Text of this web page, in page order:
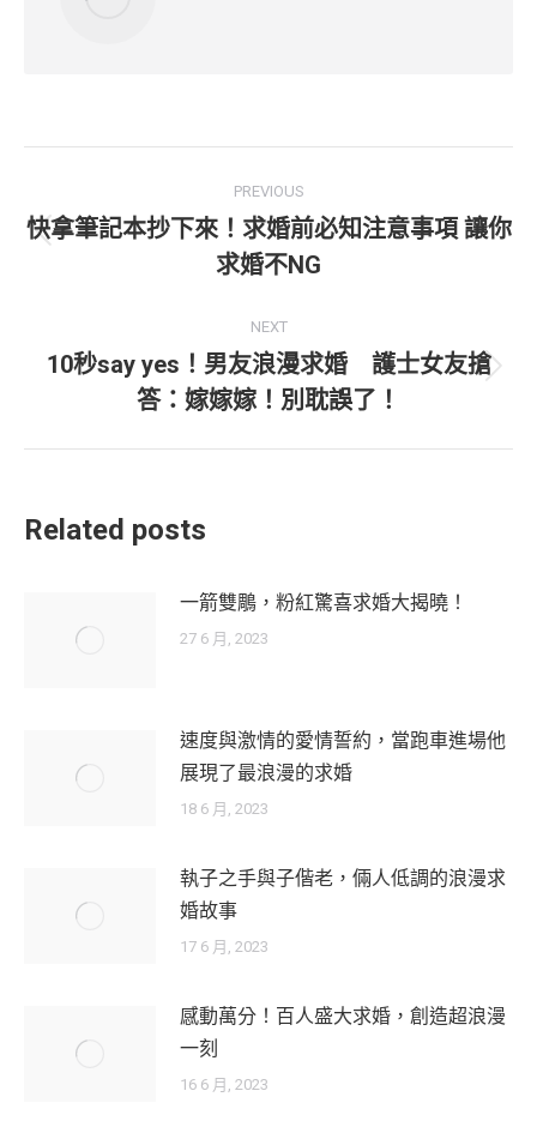
navigation
PREVIOUS
Previous
post:
快拿筆記本抄下來！求婚前必知注意事項 讓你
求婚不NG
NEXT
Next
post:
10秒say yes！男友浪漫求婚 護士女友搶
答：嫁嫁嫁！別耽誤了！
Related posts
一箭雙鵰，粉紅驚喜求婚大揭曉！
27 6 月, 2023
速度與激情的愛情誓約，當跑車進場他
展現了最浪漫的求婚
18 6 月, 2023
執子之手與子偕老，倆人低調的浪漫求
婚故事
17 6 月, 2023
感動萬分！百人盛大求婚，創造超浪漫
一刻
16 6 月, 2023